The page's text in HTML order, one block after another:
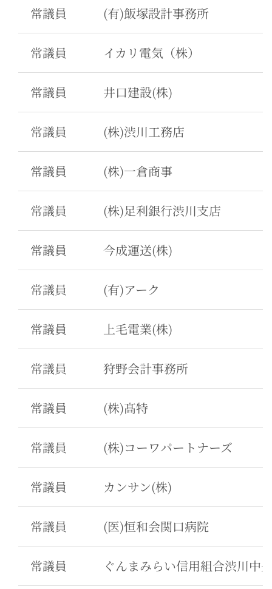
常議員 (有)飯塚設計事務所
常議員 イカリ電気（株）
常議員 井口建設(株)
常議員 (株)渋川工務店
常議員 (株)一倉商事
常議員 (株)足利銀行渋川支店
常議員 今成運送(株)
常議員 (有)アーク
常議員 上毛電業(株)
常議員 狩野会計事務所
常議員 (株)髙特
常議員 (株)コーワパートナーズ
常議員 カンサン(株)
常議員 (医)恒和会関口病院
常議員 ぐんまみらい信用組合渋川中